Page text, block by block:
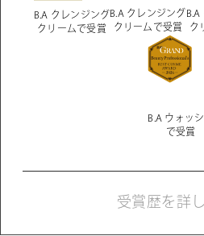
B.A クレンジング
クリームで受賞
B.A クレンジング
クリームで受賞
B.A
ク
B.A ウォッシ
で受賞
B.A クレンジングクリーム
2026年 上半期VOCEベストコスメ ク
受賞歴を詳